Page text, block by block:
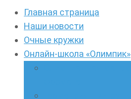
Главная страница
Наши новости
Очные кружки
Онлайн-школа «Олимпик»